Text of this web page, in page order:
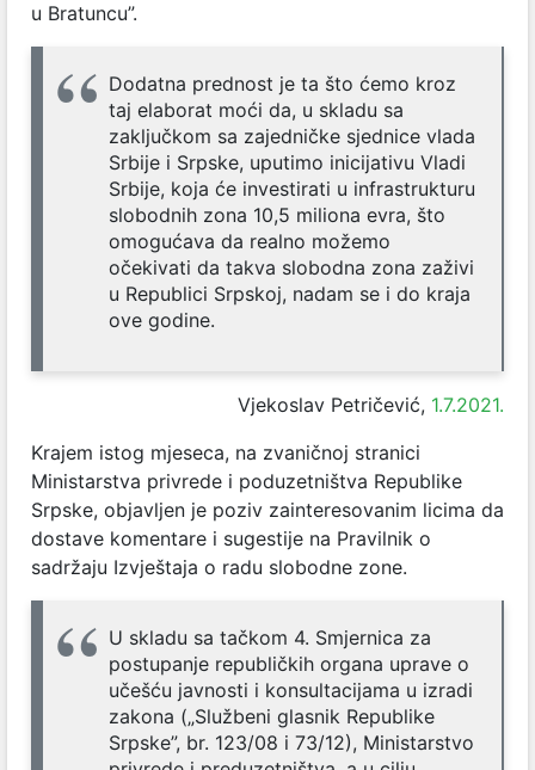
u Bratuncu”.
Dodatna prednost je ta što ćemo kroz
taj elaborat moći da, u skladu sa
zaključkom sa zajedničke sjednice vlada
Srbije i Srpske, uputimo inicijativu Vladi
Srbije, koja će investirati u infrastrukturu
slobodnih zona 10,5 miliona evra, što
omogućava da realno možemo
očekivati da takva slobodna zona zaživi
u Republici Srpskoj, nadam se i do kraja
ove godine.
Vjekoslav Petričević, 1.7.2021.
Krajem istog mjeseca, na zvaničnoj stranici
Ministarstva privrede i poduzetništva Republike
Srpske, objavljen je poziv zainteresovanim licima da
dostave komentare i sugestije na Pravilnik o
sadržaju Izvještaja o radu slobodne zone.
U skladu sa tačkom 4. Smjernica za
postupanje republičkih organa uprave o
učešću javnosti i konsultacijama u izradi
zakona („Službeni glasnik Republike
Srpske”, br. 123/08 i 73/12), Ministarstvo